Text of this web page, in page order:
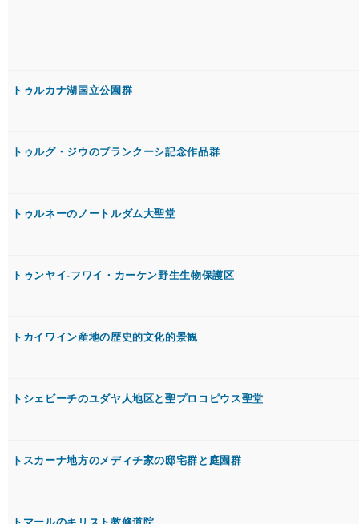
トゥルカナ湖国立公園群
トゥルグ・ジウのブランクーシ記念作品群
トゥルネーのノートルダム大聖堂
トゥンヤイ-フワイ・カーケン野生生物保護区
トカイワイン産地の歴史的文化的景観
トシェビーチのユダヤ人地区と聖プロコピウス聖堂
トスカーナ地方のメディチ家の邸宅群と庭園群